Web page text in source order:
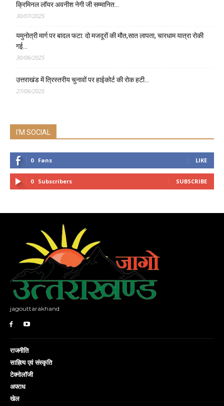
क्रिमिनल लॉयर अवनीश नेगी जी सम्मानित…
30/07/2025
यमुनोत्री मार्ग पर बादल फटा: दो मजदूरों की मौत,सात लापता, चारधाम यात्रा रोकी
गई…
30/06/2025
उत्तराखंड में त्रिस्तरीय चुनावों पर हाईकोर्ट की रोक हटी…
27/06/2025
I'M SOCIAL
0 Fans LIKE
0 Subscribers SUBSCRIBE
jagouttarakhand
राजनीति
साहित्य एवं संस्कृति
टेक्नोलॉजी
अपराध
खेल